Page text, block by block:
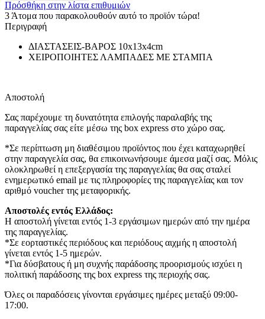
Πρόσθήκη στην λίστα επιθυμιών
3 Άτομα που παρακολουθούν αυτό το προϊόν τώρα!
Περιγραφή
ΔΙΑΣΤΑΣΕΙΣ-ΒΑΡΟΣ 10x13x4cm
ΧΕΙΡΟΠΟΙΗΤΕΣ ΛΑΜΠΑΔΕΣ ΜΕ ΣΤΑΜΠΑ
Αποστολή
Σας παρέχουμε τη δυνατότητα επιλογής παραλαβής της
παραγγελίας σας είτε μέσω της box express στο χώρο σας.
*Σε περίπτωση μη διαθέσιμου προϊόντος που έχει καταχωρηθεί
στην παραγγελία σας, θα επικοινωνήσουμε άμεσα μαζί σας. Μόλις
ολοκληρωθεί η επεξεργασία της παραγγελίας θα σας σταλεί
ενημερωτικό email με τις πληροφορίες της παραγγελίας και τον
αριθμό voucher της μεταφορικής.
Αποστολές εντός Ελλάδος:
Η αποστολή γίνεται εντός 1-3 εργάσιμων ημερών από την ημέρα
της παραγγελίας.
*Σε εορταστικές περιόδους και περιόδους αιχμής η αποστολή
γίνεται εντός 1-5 ημερών.
*Για δύσβατους ή μη συχνής παράδοσης προορισμούς ισχύει η
πολιτική παράδοσης της box express της περιοχής σας.
Όλες οι παραδόσεις γίνονται εργάσιμες ημέρες μεταξύ 09:00-
17:00.